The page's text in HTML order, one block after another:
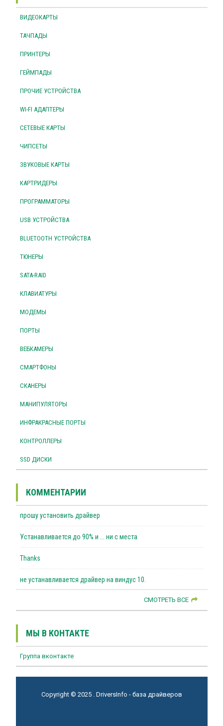
ВИДЕОКАРТЫ
ТАЧПАДЫ
ПРИНТЕРЫ
ГЕЙМПАДЫ
ПРОЧИЕ УСТРОЙСТВА
WI-FI АДАПТЕРЫ
СЕТЕВЫЕ КАРТЫ
ЧИПСЕТЫ
ЗВУКОВЫЕ КАРТЫ
КАРТРИДЕРЫ
ПРОГРАММАТОРЫ
USB УСТРОЙСТВА
BLUETOOTH УСТРОЙСТВА
ТЮНЕРЫ
SATA-RAID
КЛАВИАТУРЫ
МОДЕМЫ
ПОРТЫ
ВЕБКАМЕРЫ
СМАРТФОНЫ
СКАНЕРЫ
МАНИПУЛЯТОРЫ
ИНФРАКРАСНЫЕ ПОРТЫ
КОНТРОЛЛЕРЫ
SSD ДИСКИ
КОММЕНТАРИИ
прошу установить драйвер
Устанавливается до 90% и ... ни с места
Thanks
не устанавливается драйвер на виндус 10.
СМОТРЕТЬ ВСЕ
МЫ В КОНТАКТЕ
Группа вконтакте
Copyright © 2025 . DriversInfo - база драйверов